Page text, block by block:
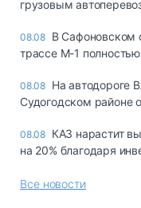
грузовым
08.08 В Сафоновском
трассе М-1
08.08 На автодороге
Судогодском районе
08.08 КАЗ нарастит
на 20% благодаря
Все новости